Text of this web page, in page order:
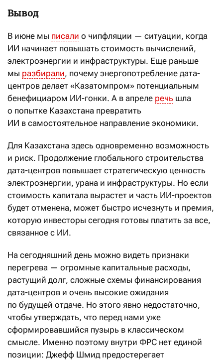
Вывод
В июне мы писали о чипфляции — ситуации, когда
ИИ начинает повышать стоимость вычислений,
электроэнергии и инфраструктуры. Еще раньше
мы разбирали, почему энергопотребление дата-
центров делает «Казатомпром» потенциальным
бенефициаром ИИ-гонки. А в апреле речь шла
о попытке Казахстана превратить
ИИ в самостоятельное направление экономики.
Для Казахстана здесь одновременно возможность
и риск. Продолжение глобального строительства
дата-центров повышает стратегическую ценность
электроэнергии, урана и инфраструктуры. Но если
стоимость капитала вырастет и часть ИИ-проектов
будет отменена, может быстро исчезнуть и премия,
которую инвесторы сегодня готовы платить за все,
связанное с ИИ.
На сегодняшний день можно видеть признаки
перегрева — огромные капитальные расходы,
растущий долг, сложные схемы финансирования
дата-центров и очень высокие ожидания
по будущей отдаче. Но этого явно недостаточно,
чтобы утверждать, что перед нами уже
сформировавшийся пузырь в классическом
смысле. Именно поэтому внутри ФРС нет единой
позиции: Джефф Шмид предостерегает